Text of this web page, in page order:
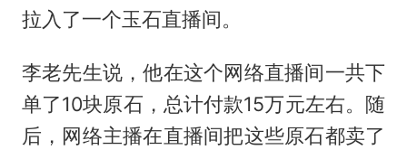
拉入了一个玉石直播间。
李老先生说，他在这个网络直播间一共下
单了10块原石，总计付款15万元左右。随
后，网络主播在直播间把这些原石都卖了